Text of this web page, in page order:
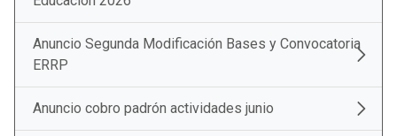
Anuncio Segunda Modificación Bases y Convocatoria
ERRP
Anuncio cobro padrón actividades junio